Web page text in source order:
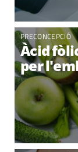
PRECONCEPCIÓ
Àcid
per